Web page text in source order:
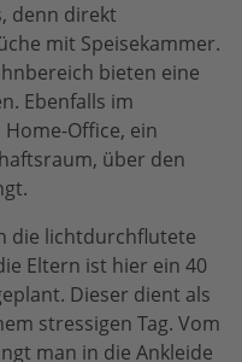
denn direkt
mit Speisekammer.
bieten eine
Ebenfalls im
Office, ein
über den
die lichtdurchflutete
Eltern ist hier ein 40
Dieser dient als
stressigen Tag. Vom
man in die Ankleide